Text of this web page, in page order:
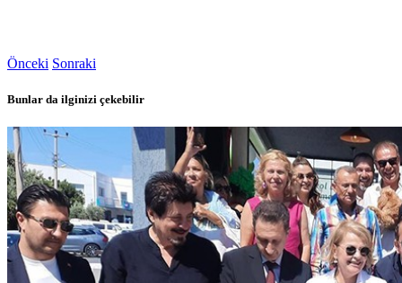
Önceki Sonraki
Bunlar da ilginizi çekebilir